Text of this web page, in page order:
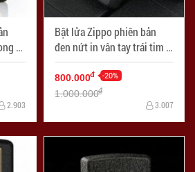
-
2.903
Bật lửa Zippo phiên bản
đen nứt in vân tay trái tim -
Mã SP: ZPC0664
800.000đ -20%
1.000.000đ
3.007